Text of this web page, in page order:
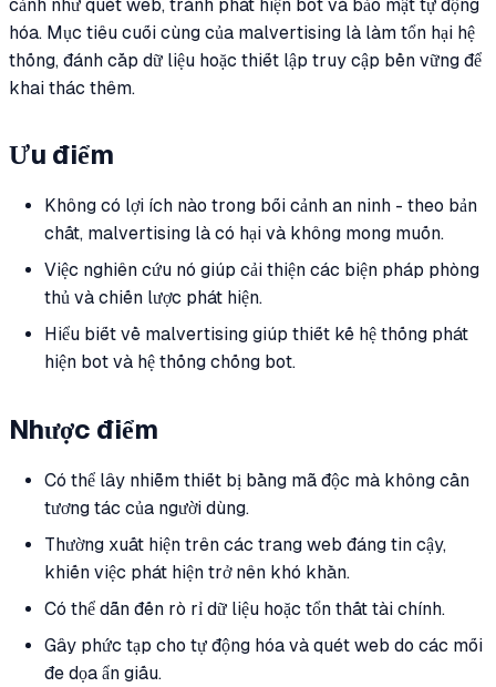
cảnh như quét web, tránh phát hiện bot và bảo mật tự động
hóa. Mục tiêu cuối cùng của malvertising là làm tổn hại hệ
thống, đánh cắp dữ liệu hoặc thiết lập truy cập bền vững để
khai thác thêm.
Ưu điểm
Không có lợi ích nào trong bối cảnh an ninh - theo bản
chất, malvertising là có hại và không mong muốn.
Việc nghiên cứu nó giúp cải thiện các biện pháp phòng
thủ và chiến lược phát hiện.
Hiểu biết về malvertising giúp thiết kế hệ thống phát
hiện bot và hệ thống chống bot.
Nhược điểm
Có thể lây nhiễm thiết bị bằng mã độc mà không cần
tương tác của người dùng.
Thường xuất hiện trên các trang web đáng tin cậy,
khiến việc phát hiện trở nên khó khăn.
Có thể dẫn đến rò rỉ dữ liệu hoặc tổn thất tài chính.
Gây phức tạp cho tự động hóa và quét web do các mối
đe dọa ẩn giấu.